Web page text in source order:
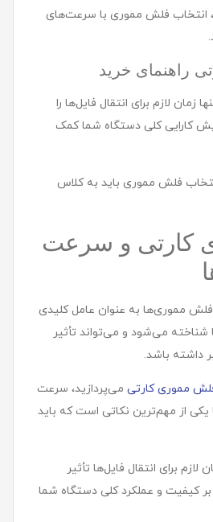
انتخاب فلش مموری با سرعت‌های
راهنمای خرید
زمان لازم برای انتقال فایل‌ها را
کارایی کلی دستگاه شما کمک
فلش مموری باید به کلاس
کارتی و سرعت
فلش مموری‌ها به عنوان عامل کلیدی
شناخته می‌شود و می‌تواند تأثیر
داشته باشد.
مموری کارتی می‌پردازید، سرعت
از مهم‌ترین نکاتی است که باید
برای انتقال فایل‌ها تأثیر
بر کیفیت و عملکرد کلی دستگاه شما